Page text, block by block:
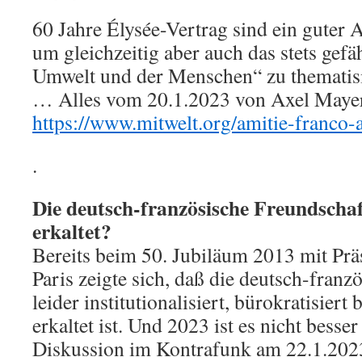
60 Jahre Élysée-Vertrag sind ein guter
um gleichzeitig aber auch das stets
Umwelt und der Menschen“ zu
… Alles vom 20.1.2023 von Axel
https://www.mitwelt.org/amitie-franco-
.
Die deutsch-französische
erkaltet?
Bereits beim 50. Jubiläum 2013 mit
Paris zeigte sich, daß die deutsch-
leider institutionalisiert, bürokratisiert
erkaltet ist. Und 2023 ist es nicht
Diskussion im Kontrafunk am